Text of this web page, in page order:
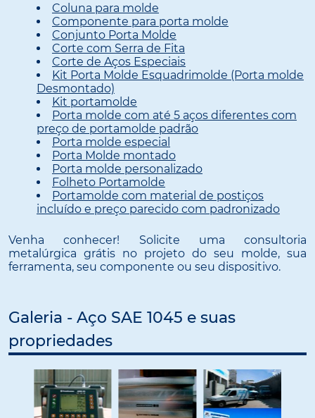
Coluna para molde
Componente para porta molde
Conjunto Porta Molde
Corte com Serra de Fita
Corte de Aços Especiais
Kit Porta Molde Esquadrimolde (Porta molde
Desmontado)
Kit portamolde
Porta molde com até 5 aços diferentes com
preço de portamolde padrão
Porta molde especial
Porta Molde montado
Porta molde personalizado
Folheto Portamolde
Portamolde com material de postiços
incluído e preço parecido com padronizado
Venha conhecer! Solicite uma consultoria
metalúrgica grátis no projeto do seu molde, sua
ferramenta, seu componente ou seu dispositivo.
Galeria - Aço SAE 1045 e suas
propriedades